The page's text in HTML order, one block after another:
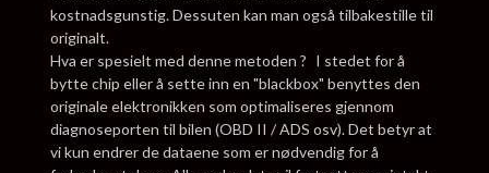
kostnadsgunstig. Dessuten kan man også tilbakestille til
originalt.
Hva er spesielt med denne metoden ? I stedet for å
bytte chip eller å sette inn en "blackbox" benyttes den
originale elektronikken som optimaliseres gjennom
diagnoseporten til bilen (OBD II / ADS osv). Det betyr at
vi kun endrer de dataene som er nødvendig for å